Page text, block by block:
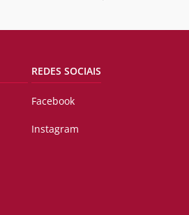
REDES SOCIAIS
Facebook
Instagram